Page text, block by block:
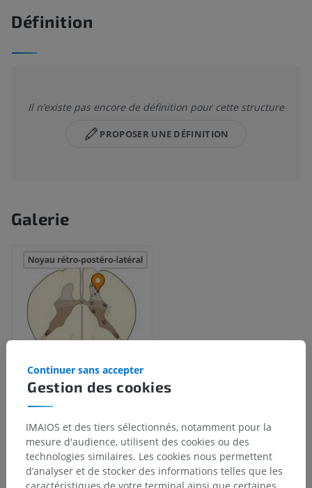
Définition
Il n’existe pas encore de définition pour cette structure
PROPOSER UNE DÉFINITION
Galerie
Hiérarchie anatomique
Anatomie humaine 1
Gestion des cookies
Continuer sans accepter
IMAIOS et des tiers sélectionnés, notamment pour la
mesure d'audience, utilisent des cookies ou des
technologies similaires. Les cookies nous permettent
d’analyser et de stocker des informations telles que les